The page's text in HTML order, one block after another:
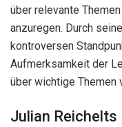
über relevante
anzuregen. Durch
kontroversen
Aufmerksamkeit der
über wichtige Themen
Julian Reichelts